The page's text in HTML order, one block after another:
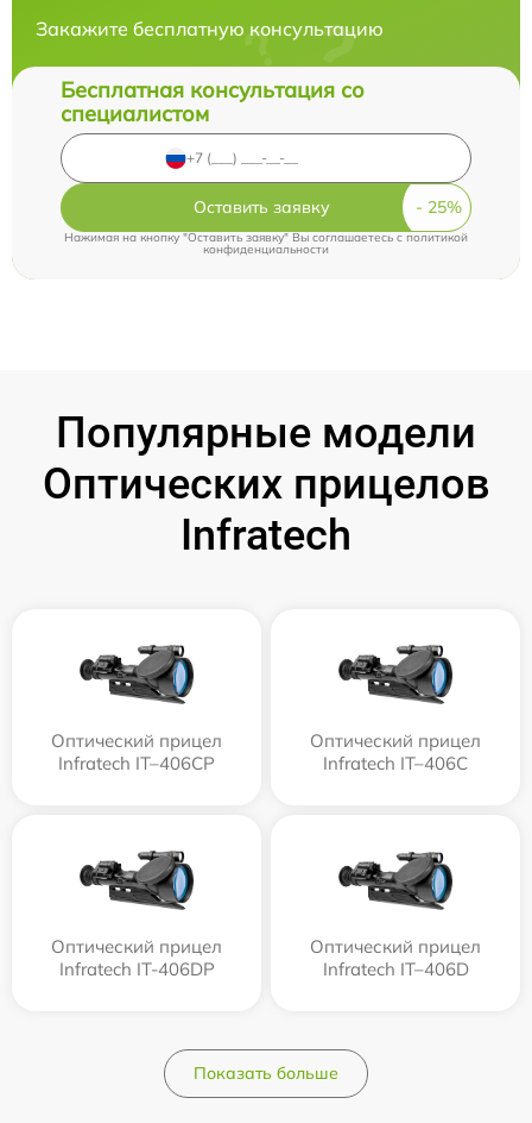
Закажите бесплатную консультацию
Бесплатная консультация со
специалистом
Оставить заявку
Нажимая на кнопку "Оставить заявку" Вы соглашаетесь cполитикой
конфиденциальности
Популярные модели
Оптических прицелов
Infratech
Оптический прицел
Infratech IT–406СP
Оптический прицел
Infratech IT–406С
Оптический прицел
Infratech IT-406DP
Оптический прицел
Infratech IT–406D
Показать больше